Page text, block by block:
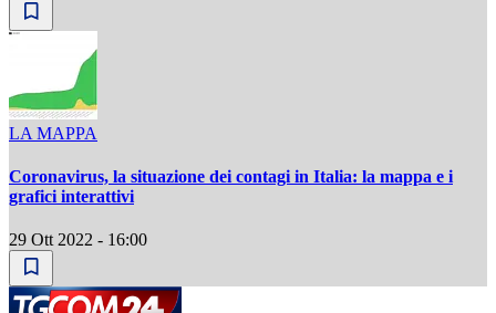
LA MAPPA
Coronavirus, la situazione dei contagi in Italia: la mappa e i
grafici interattivi
29 Ott 2022 - 16:00